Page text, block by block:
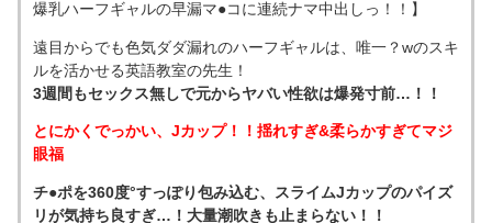
爆乳ハーフギャルの早漏マ●コに連続ナマ中出しっ！！】
遠目からでも色気ダダ漏れのハーフギャルは、唯一？wのスキ
ルを活かせる英語教室の先生！
3週間もセックス無しで元からヤバい性欲は爆発寸前…！！
とにかくでっかい、Jカップ！！揺れすぎ&柔らかすぎてマジ
眼福
チ●ポを360度°すっぽり包み込む、スライムJカップのパイズ
リが気持ち良すぎ…！大量潮吹きも止まらない！！